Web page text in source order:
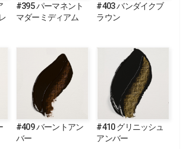
#395 パーマネント
マダーミディアム
#403 バンダイクブ
ラウン
#409 バーントアン
バー
#410 グリニッシュ
アンバー